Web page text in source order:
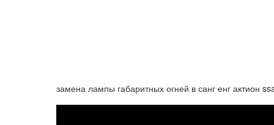
замена лампы габаритных огней в санг енг актион